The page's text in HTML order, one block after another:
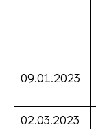
09.01.2023
02.03.2023